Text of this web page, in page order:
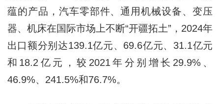
蕴的产品，汽车零部件、通用机械设备、变压
器、机床在国际市场上不断“开疆拓土”，2024年
出口额分别达139.1亿元、69.6亿元、31.1亿元
和18.2亿元，较2021年分别增长29.9%、
46.9%、241.5%和76.7%。